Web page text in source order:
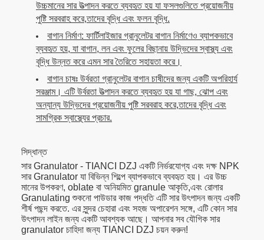
সমাপ্ত
গ্রানুলের
আকার
Φ2.5 ~
Φ10
Φ2.5 ~
Φ10
Φ10
উপাদান
আর্দ্রতা
২% থেকে
৫%
২% থেকে
৫%
৫%
উচ্চমানের সার উত্পাদন করতে ব্যবহৃত হয় যা ফসলগুলিতে প্রয়োজনীয়
পুষ্টি সরবরাহ করে,তাদের বৃদ্ধি এবং ফলন বৃদ্ধি.
বাগান নির্মাণ: ফার্টিলাইজার গ্রানুলেটর বাগান নির্মাণেও ব্যাপকভাবে
ব্যবহৃত হয়, যা বাগান, লন এবং ফুলের বিছানায় উদ্ভিদের স্বাস্থ্য এবং
বৃদ্ধি উন্নত করে এমন সার তৈরিতে সহায়তা করে।
বাগান চাষঃ উর্বরতা গ্রানুলেটর বাগান চাষীদের জন্য একটি অপরিহার্য
সরঞ্জাম। এটি উর্বরতা উত্পাদন করতে ব্যবহৃত হয় যা গাছ, ঝোপ এবং
অন্যান্য উদ্ভিদের প্রয়োজনীয় পুষ্টি সরবরাহ করে,তাদের বৃদ্ধি এবং
সামগ্রিক স্বাস্থ্যের প্রচার.
সিদ্ধান্ত
সার Granulator - TIANCI DZJ একটি নির্ভরযোগ্য এবং দক্ষ NPK
সার Granulator যা বিভিন্ন শিল্পে ব্যাপকভাবে ব্যবহৃত হয়। এর উচ্চ
মানের উপকরণ, oblate বা অনিয়মিত granule আকৃতি,এবং রোলার
Granulating শুকনো পাউডার কাজ পদ্ধতি এটি সার উৎপাদন জন্য একটি
শীর্ষ পছন্দ করতে. এর সুন্দর চেহারা এবং সহজ অপারেশন সঙ্গে, এটি কোন সার
উৎপাদন লাইন জন্য একটি আবশ্যক আছে। আপনার সব যৌগিক সার
granulator চাহিদা জন্য TIANCI DZJ চয়ন করুন!